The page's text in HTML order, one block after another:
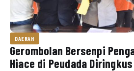
DAERAH
Gerombolan Bersenpi
Hiace di Peudada